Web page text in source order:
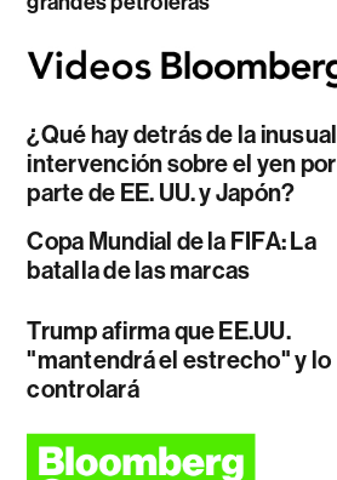
¿Qué hay detrás de la inusual
intervención sobre el yen por
parte de EE. UU. y Japón?
Copa Mundial de la FIFA: La
batalla de las marcas
Trump afirma que EE.UU.
"mantendrá el estrecho" y lo
controlará